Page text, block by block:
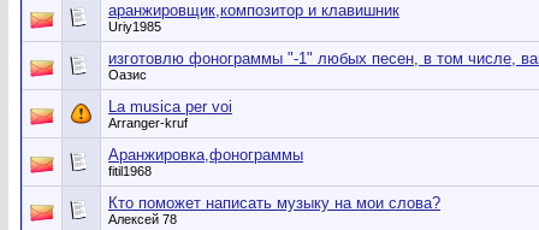
аранжировщик,композитор и клавишник
Uriy1985
изготовлю фонограммы "-1" любых песен, в том числе,
Оазис
La musica per voi
Arranger-kruf
Аранжировка,фонограммы
fitil1968
Кто поможет написать музыку на мои слова?
Алексей 78